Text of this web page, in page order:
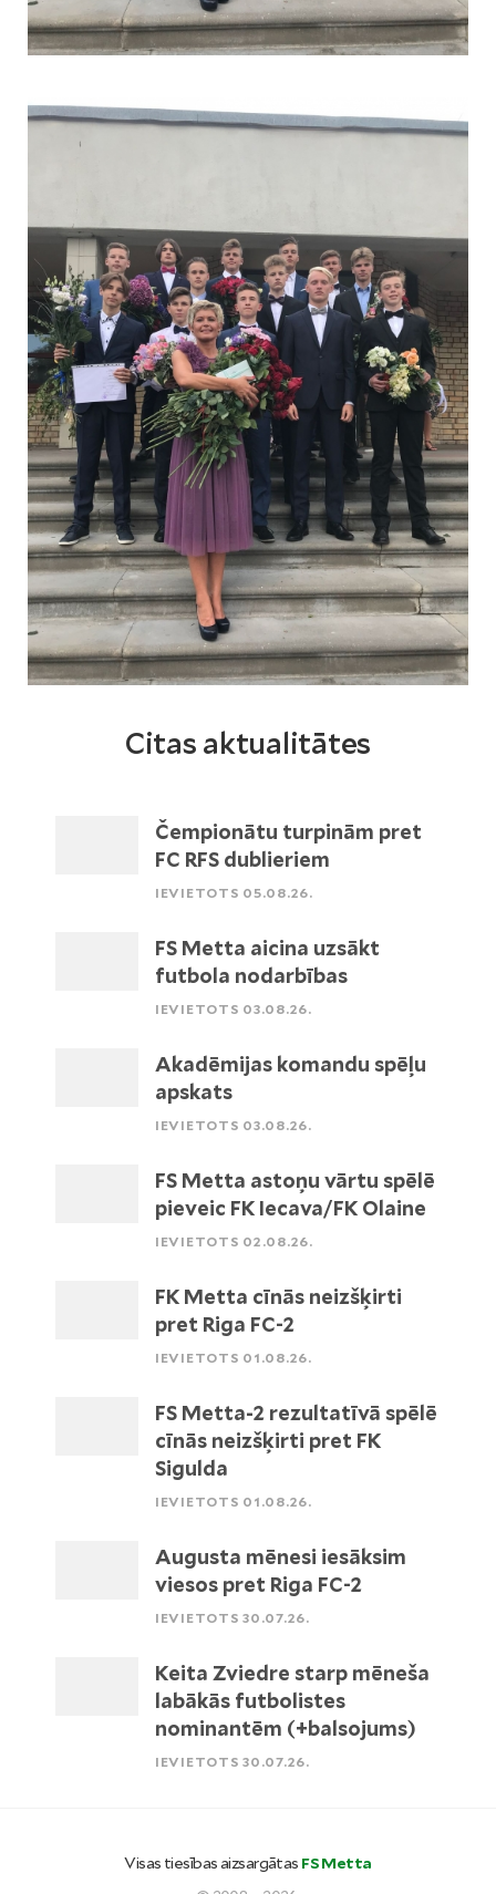
Citas aktualitātes
Čempionātu turpinām pret
FC RFS dublieriem
IEVIETOTS 05.08.26.
FS Metta aicina uzsākt
futbola nodarbības
IEVIETOTS 03.08.26.
Akadēmijas komandu spēļu
apskats
IEVIETOTS 03.08.26.
FS Metta astoņu vārtu spēlē
pieveic FK Iecava/FK Olaine
IEVIETOTS 02.08.26.
FK Metta cīnās neizšķirti
pret Riga FC-2
IEVIETOTS 01.08.26.
FS Metta-2 rezultatīvā spēlē
cīnās neizšķirti pret FK
Sigulda
IEVIETOTS 01.08.26.
Augusta mēnesi iesāksim
viesos pret Riga FC-2
IEVIETOTS 30.07.26.
Keita Zviedre starp mēneša
labākās futbolistes
nominantēm (+balsojums)
IEVIETOTS 30.07.26.
Visas tiesības aizsargātas FS Metta